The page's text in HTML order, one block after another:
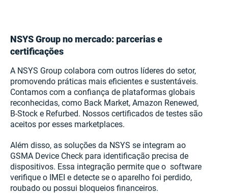
NSYS Group no mercado: parcerias e
certificações
A NSYS Group colabora com outros líderes do setor,
promovendo práticas mais eficientes e sustentáveis.
Contamos com a confiança de plataformas globais
reconhecidas, como Back Market, Amazon Renewed,
B-Stock e Refurbed. Nossos certificados de testes são
aceitos por esses marketplaces.
Além disso, as soluções da NSYS se integram ao
GSMA Device Check para identificação precisa de
dispositivos. Essa integração permite que o software
verifique o IMEI e detecte se o aparelho foi perdido,
roubado ou possui bloqueios financeiros.